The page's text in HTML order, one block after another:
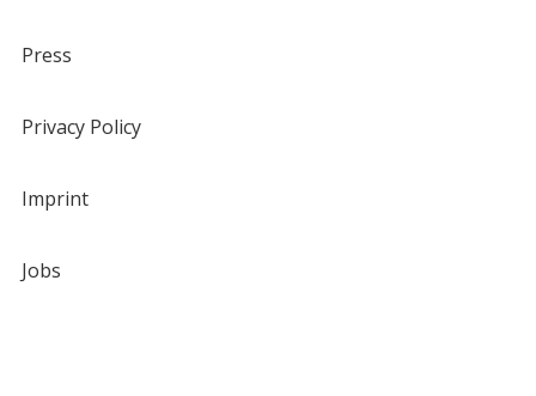
Press
Privacy Policy
Imprint
Jobs